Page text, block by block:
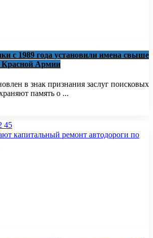
с 1989 года установили имена свыше
Красной Армии
в знак признания заслуг поисковых
память о ...
45